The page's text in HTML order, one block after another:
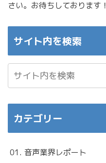
さい。お待ちしております！
サイト内を検索
カテゴリー
01. 音声業界レポート